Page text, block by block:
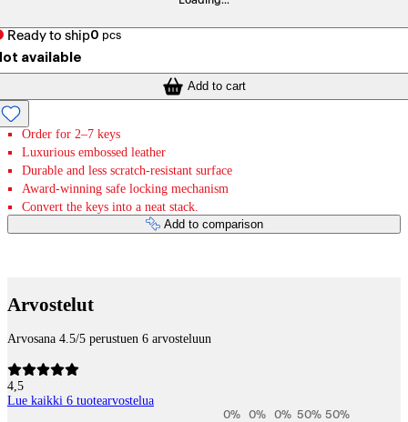
Ready to ship0 pcs
available
Add to cart
Order for 2–7 keys
Luxurious embossed leather
Durable and less scratch-resistant surface
Award-winning safe locking mechanism
Convert the keys into a neat stack.
Add to comparison
Arvostelut
Arvosana 4.5/5 perustuen 6 arvosteluun
4,5
Lue kaikki 6 tuotearvostelua
0% 0% 0% 50% 50%